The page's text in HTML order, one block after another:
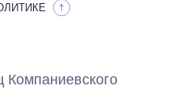
Компаниевского